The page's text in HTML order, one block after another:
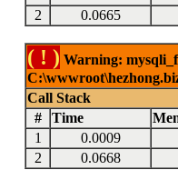
2
0.0665
( ! ) Warning:
Call Stack
#
Time
1
0.0009
2
0.0668